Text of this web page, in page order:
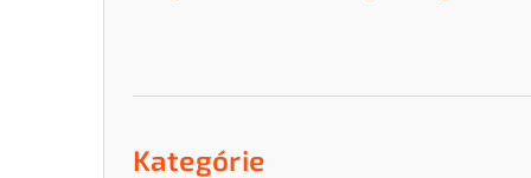
Kategórie